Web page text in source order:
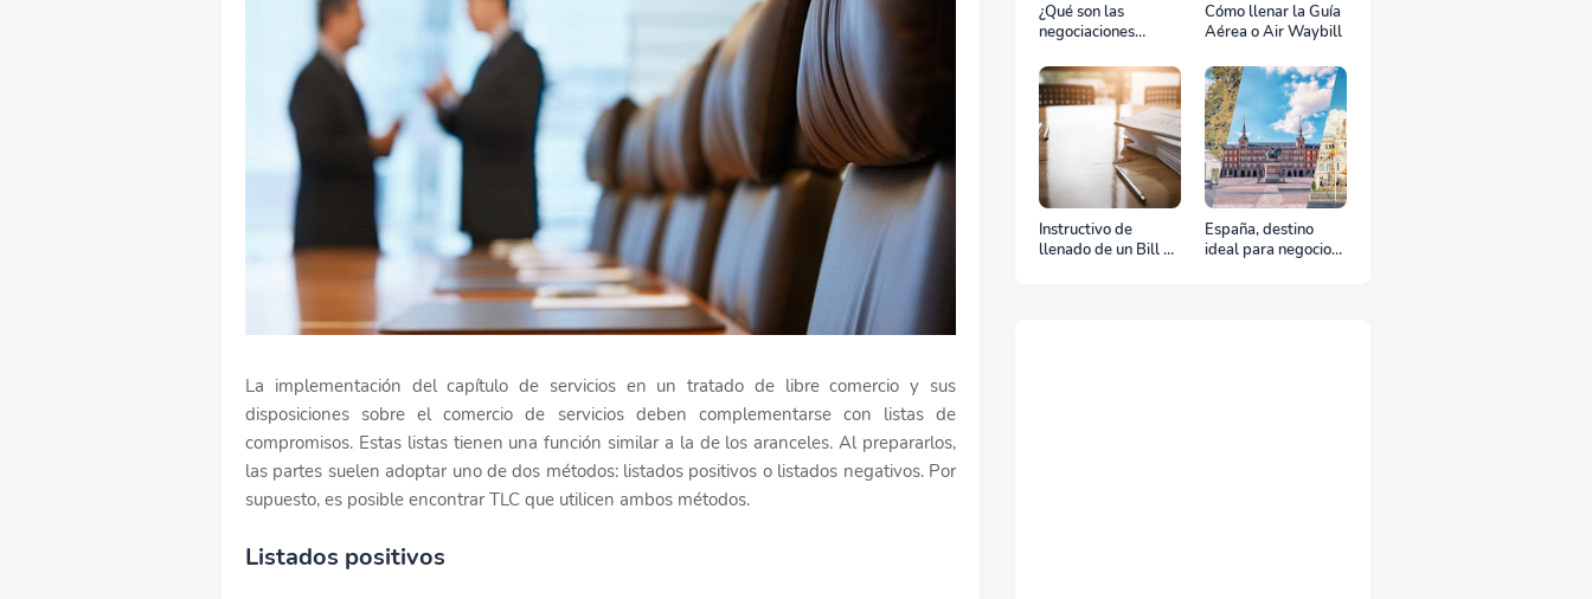
La implementación del capítulo de servicios en un tratado de libre comercio y sus
disposiciones sobre el comercio de servicios deben complementarse con listas de
compromisos. Estas listas tienen una función similar a la de los aranceles. Al prepararlos,
las partes suelen adoptar uno de dos métodos: listados positivos o listados negativos. Por
supuesto, es posible encontrar TLC que utilicen ambos métodos.
Listados positivos
¿Qué son las
negociaciones
Cómo llenar la Guía
Aérea o Air Waybill
Instructivo de
llenado de un Bill of
España, destino
ideal para negocios